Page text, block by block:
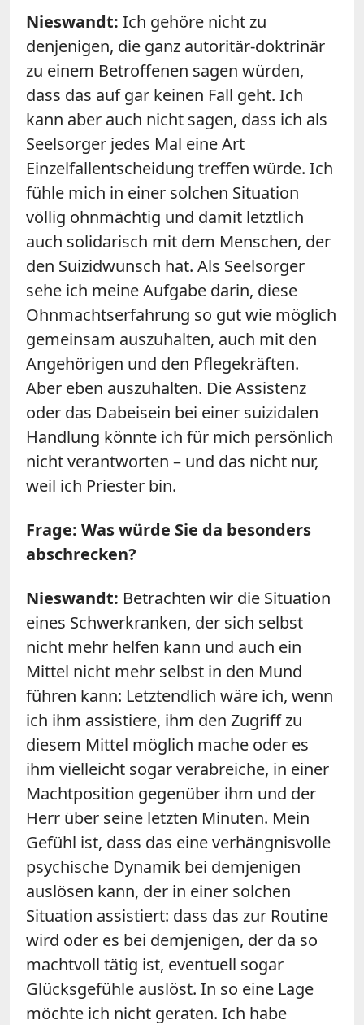
Nieswandt: Ich gehöre nicht zu
denjenigen, die ganz autoritär-doktrinär
zu einem Betroffenen sagen würden,
dass das auf gar keinen Fall geht. Ich
kann aber auch nicht sagen, dass ich als
Seelsorger jedes Mal eine Art
Einzelfallentscheidung treffen würde. Ich
fühle mich in einer solchen Situation
völlig ohnmächtig und damit letztlich
auch solidarisch mit dem Menschen, der
den Suizidwunsch hat. Als Seelsorger
sehe ich meine Aufgabe darin, diese
Ohnmachtserfahrung so gut wie möglich
gemeinsam auszuhalten, auch mit den
Angehörigen und den Pflegekräften.
Aber eben auszuhalten. Die Assistenz
oder das Dabeisein bei einer suizidalen
Handlung könnte ich für mich persönlich
nicht verantworten – und das nicht nur,
weil ich Priester bin.
Frage: Was würde Sie da besonders
abschrecken?
Nieswandt: Betrachten wir die Situation
eines Schwerkranken, der sich selbst
nicht mehr helfen kann und auch ein
Mittel nicht mehr selbst in den Mund
führen kann: Letztendlich wäre ich, wenn
ich ihm assistiere, ihm den Zugriff zu
diesem Mittel möglich mache oder es
ihm vielleicht sogar verabreiche, in einer
Machtposition gegenüber ihm und der
Herr über seine letzten Minuten. Mein
Gefühl ist, dass das eine verhängnisvolle
psychische Dynamik bei demjenigen
auslösen kann, der in einer solchen
Situation assistiert: dass das zur Routine
wird oder es bei demjenigen, der da so
machtvoll tätig ist, eventuell sogar
Glücksgefühle auslöst. In so eine Lage
möchte ich nicht geraten. Ich habe